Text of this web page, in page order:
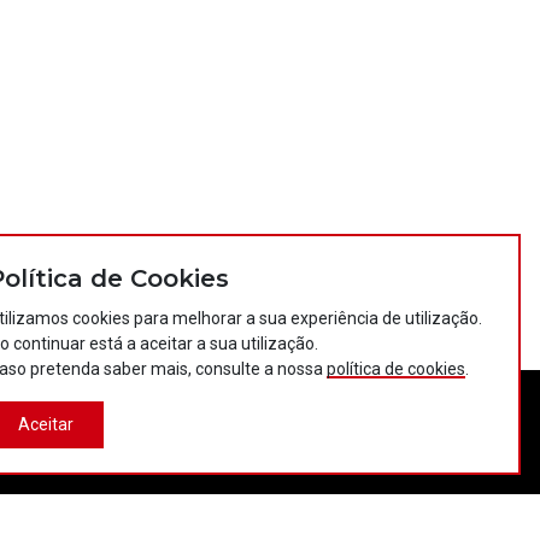
Política de privacidade
de Cookies
cookies para melhorar a sua experiência de utilização.
continuar está a aceitar a sua utilização.
pretenda saber mais, consulte a nossa política de cookies
Aceitar